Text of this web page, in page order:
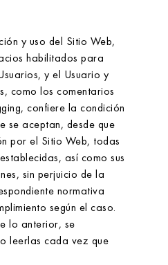
y uso del Sitio Web,
habilitados para
y el Usuario y
, como los comentarios
confiere la condición
se aceptan, desde que
por el Sitio Web, todas
así como sus
sin perjuicio de la
normativa
según el caso.
lo anterior, se
leerlas cada vez que